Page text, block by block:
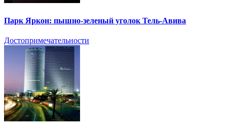
Парк Яркон: пышно-зеленый уголок Тель-Авива
Достопримечательности